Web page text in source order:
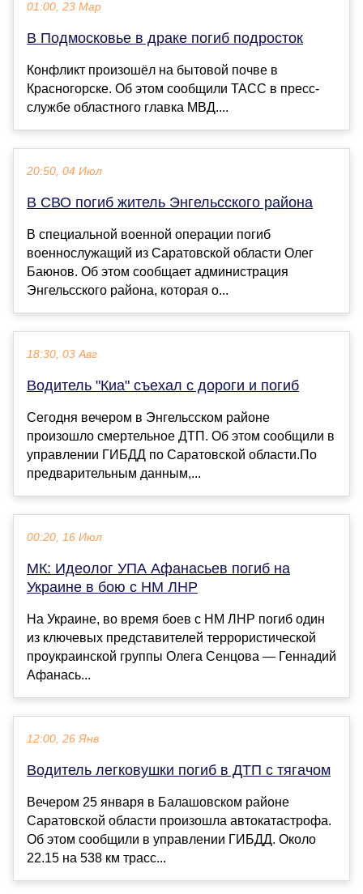
01:00, 23 Мар
В Подмосковье в драке погиб подросток
Конфликт произошёл на бытовой почве в
Красногорске. Об этом сообщили ТАСС в пресс-
службе областного главка МВД....
20:50, 04 Июл
В СВО погиб житель Энгельсского района
В специальной военной операции погиб
военнослужащий из Саратовской области Олег
Баюнов. Об этом сообщает администрация
Энгельсского района, которая о...
18:30, 03 Авг
Водитель "Киа" съехал с дороги и погиб
Сегодня вечером в Энгельсском районе
произошло смертельное ДТП. Об этом сообщили в
управлении ГИБДД по Саратовской области.По
предварительным данным,...
00:20, 16 Июл
МК: Идеолог УПА Афанасьев погиб на
Украине в бою с НМ ЛНР
На Украине, во время боев с НМ ЛНР погиб один
из ключевых представителей террористической
проукраинской группы Олега Сенцова — Геннадий
Афанась...
12:00, 26 Янв
Водитель легковушки погиб в ДТП с тягачом
Вечером 25 января в Балашовском районе
Саратовской области произошла автокатастрофа.
Об этом сообщили в управлении ГИБДД. Около
22.15 на 538 км трасс...